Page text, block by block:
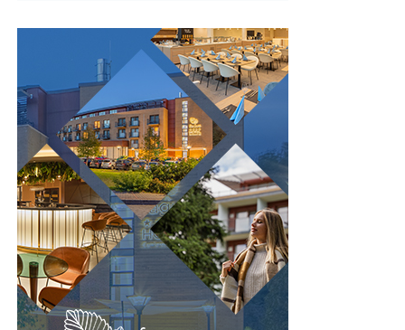
subiective, examinarea poligraf urmărește indicatori
fiziologici măsurabili, ceea ce oferă un grad suplimentar
de obiectivitate în procesul de evaluare. Din acest motiv,
testul este utilizat în numeroase contexte, inclusiv în
investigații interne, procese de selecție pentru anumite
funcții sensibile sau verificarea unor declarații în cadrul
unor anchete.
Este important de înțeles că rezultatul unui test
poligraf trebuie interpretat în contextul întregii situații
și al celorlalte informații disponibile. Tocmai această
abordare echilibrată îi conferă valoare ca instrument
complementar de verificare.